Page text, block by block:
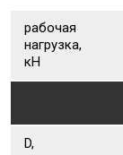
рабочая
нагрузка,
кН
D,